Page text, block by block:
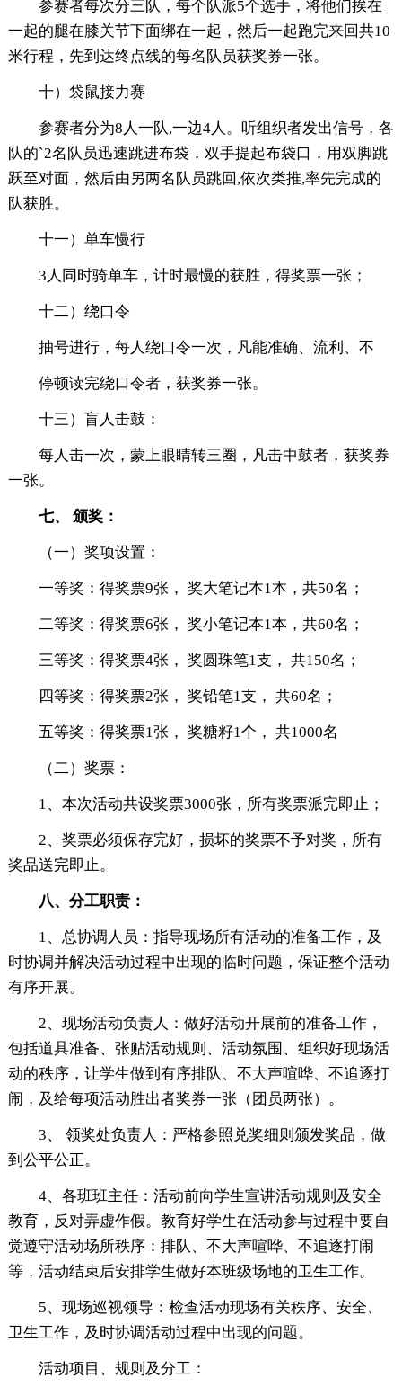
参赛者每次分三队，每个队派5个选手，将他们挨在
一起的腿在膝关节下面绑在一起，然后一起跑完来回共10
米行程，先到达终点线的每名队员获奖券一张。
十）袋鼠接力赛
参赛者分为8人一队,一边4人。听组织者发出信号，各
队的`2名队员迅速跳进布袋，双手提起布袋口，用双脚跳
跃至对面，然后由另两名队员跳回,依次类推,率先完成的
队获胜。
十一）单车慢行
3人同时骑单车，计时最慢的获胜，得奖票一张；
十二）绕口令
抽号进行，每人绕口令一次，凡能准确、流利、不
停顿读完绕口令者，获奖券一张。
十三）盲人击鼓：
每人击一次，蒙上眼睛转三圈，凡击中鼓者，获奖券
一张。
七、 颁奖：
（一）奖项设置：
一等奖：得奖票9张， 奖大笔记本1本，共50名；
二等奖：得奖票6张， 奖小笔记本1本，共60名；
三等奖：得奖票4张， 奖圆珠笔1支， 共150名；
四等奖：得奖票2张， 奖铅笔1支， 共60名；
五等奖：得奖票1张， 奖糖籽1个， 共1000名
（二）奖票：
1、本次活动共设奖票3000张，所有奖票派完即止；
2、奖票必须保存完好，损坏的奖票不予对奖，所有
奖品送完即止。
八、分工职责：
1、总协调人员：指导现场所有活动的准备工作，及
时协调并解决活动过程中出现的临时问题，保证整个活动
有序开展。
2、现场活动负责人：做好活动开展前的准备工作，
包括道具准备、张贴活动规则、活动氛围、组织好现场活
动的秩序，让学生做到有序排队、不大声喧哗、不追逐打
闹，及给每项活动胜出者奖券一张（团员两张）。
3、 领奖处负责人：严格参照兑奖细则颁发奖品，做
到公平公正。
4、各班班主任：活动前向学生宣讲活动规则及安全
教育，反对弄虚作假。教育好学生在活动参与过程中要自
觉遵守活动场所秩序：排队、不大声喧哗、不追逐打闹
等，活动结束后安排学生做好本班级场地的卫生工作。
5、现场巡视领导：检查活动现场有关秩序、安全、
卫生工作，及时协调活动过程中出现的问题。
活动项目、规则及分工：